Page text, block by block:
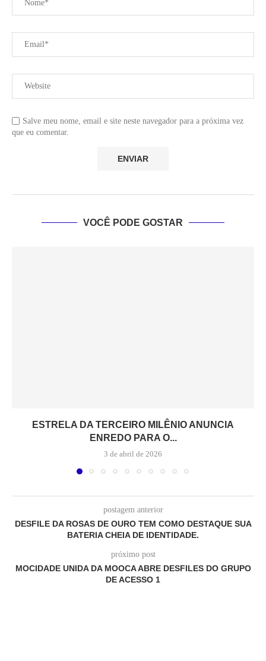
Salve meu nome, email e site neste navegador para a próxima vez
que eu comentar.
VOCÊ PODE GOSTAR
ESTRELA DA TERCEIRO MILÊNIO ANUNCIA
ENREDO PARA O...
3 de abril de 2026
postagem anterior
DESFILE DA ROSAS DE OURO TEM COMO DESTAQUE SUA
BATERIA CHEIA DE IDENTIDADE.
próximo post
MOCIDADE UNIDA DA MOOCA ABRE DESFILES DO GRUPO
DE ACESSO 1